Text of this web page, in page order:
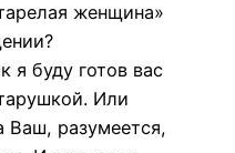
женщина»
я буду готов вас
Или
разумеется,